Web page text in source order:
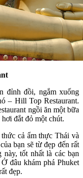
đỉnh đồi, ngắm xuống
– Hill Top Restaurant.
ngồi ăn một bữa
đắt đỏ một chút.
cả ẩm thực Thái và
bạn sẽ từ đẹp đến rất
tốt nhất là các bạn
đâu khám phá Phuket
đẹp.